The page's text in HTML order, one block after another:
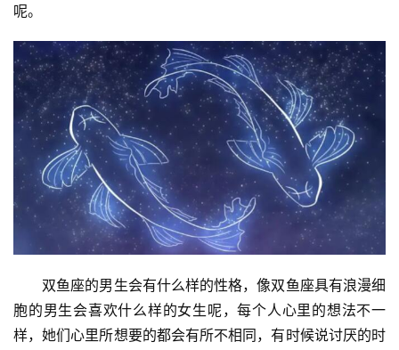
呢。
双鱼座的男生会有什么样的性格，像双鱼座具有浪漫细
胞的男生会喜欢什么样的女生呢，每个人心里的想法不一
样，她们心里所想要的都会有所不相同，有时候说讨厌的时